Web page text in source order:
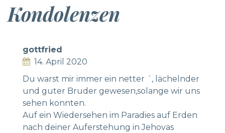
Kondolenzen
gottfried
14. April 2020
Du warst mir immer ein netter ´, lächelnder
und guter Bruder gewesen,solange wir uns
sehen konnten.
Auf ein Wiedersehen im Paradies auf Erden
nach deiner Auferstehung in Jehovas